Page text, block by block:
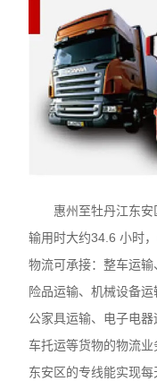
惠州至牡丹江东安
输用时大约34.6 小时
物流可承接：整车运
险品运输、机械设备
公家具运输、电子电
车托运等货物的物流
东安区的专线能实现